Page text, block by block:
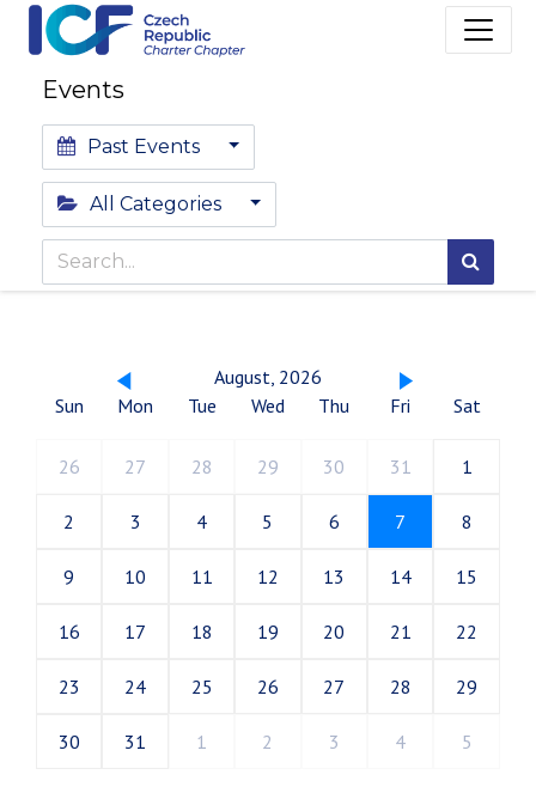
Events
Past Events
All Categories
August, 2026
Sun
Mon Tue Wed Thu Fri Sat
26 27 28 29 30 31 1
2 3 4 5 6 7 8
9 10 11 12 13 14 15
16 17 18 19 20 21 22
23 24 25 26 27 28 29
30 31 1 2 3 4 5